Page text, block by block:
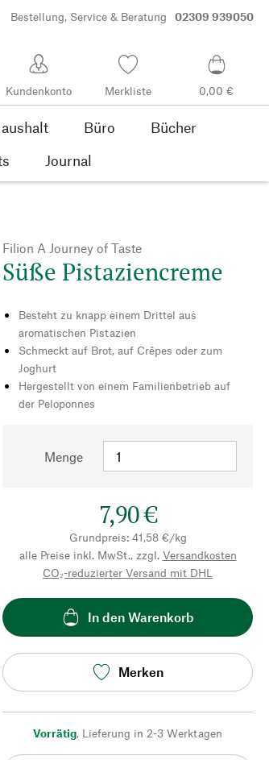
Bestellung, Service & Beratung 02309 939050
Kundenkonto Merkliste 0,00 €
Büro
Bücher
Journal
Filion A Journey of Taste
Süße Pistaziencreme
Besteht zu knapp einem Drittel aus
aromatischen Pistazien
Schmeckt auf Brot, auf Crêpes oder zum
Joghurt
Hergestellt von einem Familienbetrieb auf
der Peloponnes
Menge
7,90 €
Grundpreis: 41,58 €/kg
alle Preise inkl. MwSt., zzgl. Versandkosten
CO₂-reduzierter Versand mit DHL
In den Warenkorb
Merken
Vorrätig, Lieferung in 2-3 Werktagen